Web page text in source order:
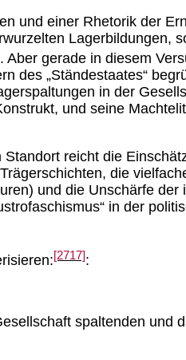
und einer Rhetorik der
Lagerbildungen,
Aber gerade in diesem
des „Ständestaates“
in der
und seine
reicht die
die
und die Unschärfe der
in der
[2717]:
spaltenden und